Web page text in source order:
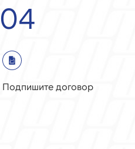
04
Подпишите договор